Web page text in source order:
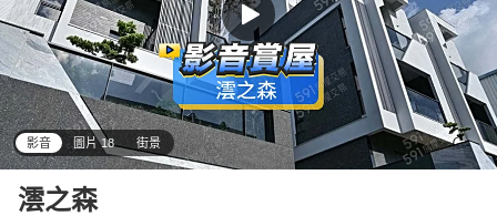
影音 圖片 18 街景
澐之森